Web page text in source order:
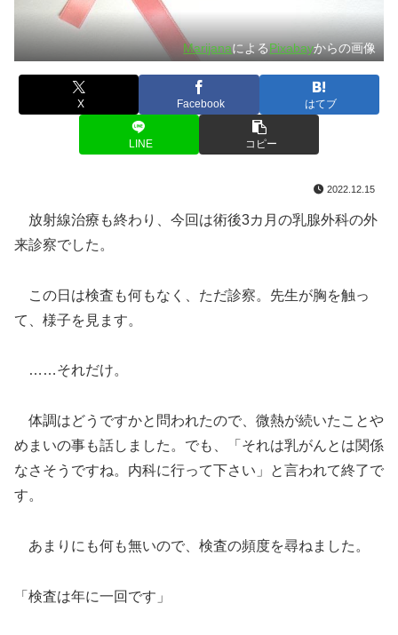
MarijanaによるPixabayからの画像
X Facebook はてブ
LINE コピー
2022.12.15
放射線治療も終わり、今回は術後3カ月の乳腺外科の外
来診察でした。
この日は検査も何もなく、ただ診察。先生が胸を触っ
て、様子を見ます。
……それだけ。
体調はどうですかと問われたので、微熱が続いたことや
めまいの事も話しました。でも、「それは乳がんとは関係
なさそうですね。内科に行って下さい」と言われて終了で
す。
あまりにも何も無いので、検査の頻度を尋ねました。
「検査は年に一回です」